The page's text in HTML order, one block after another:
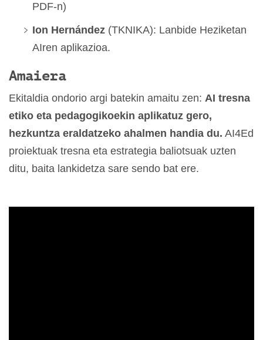
PDF-n)
Ion Hernández (TKNIKA): Lanbide Heziketan
AIren aplikazioa.
Amaiera
Ekitaldia ondorio argi batekin amaitu zen: AI tresna
etiko eta pedagogikoekin aplikatuz gero,
hezkuntza eraldatzeko ahalmen handia du. AI4Ed
proiektuak tresna eta estrategia baliotsuak uzten
ditu, baita lankidetza sare sendo bat ere.